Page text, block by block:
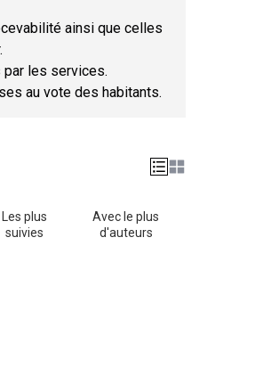
ainsi que celles
par les services.
au vote des habitants.
Les plus
suivies
Avec le plus
d'auteurs